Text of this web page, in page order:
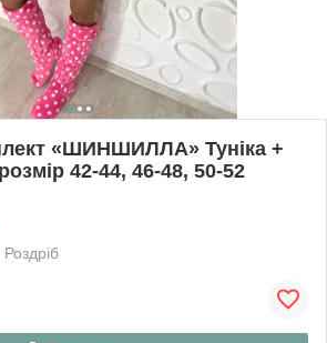
«ШИНШИЛЛА» Туніка +
42-44, 46-48, 50-52
Роздріб